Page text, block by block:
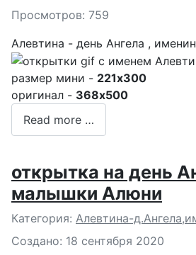
Просмотров: 759
Алевтина - день Ангела ,
размер мини - 221x300
оригинал - 368x500
Read more …
открытка на день
малышки Алюни
Подробности
Категория: Алевтина-
Создано: 18 сентября 2020